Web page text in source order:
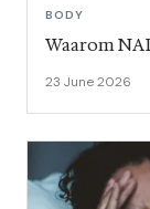
BODY
Waarom
23 June 2026